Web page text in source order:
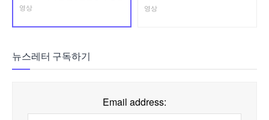
영상 영상
뉴스레터 구독하기
Email address: